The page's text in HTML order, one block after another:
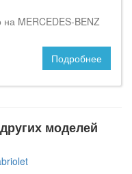
на MERCEDES-BENZ
Подробнее
моделей